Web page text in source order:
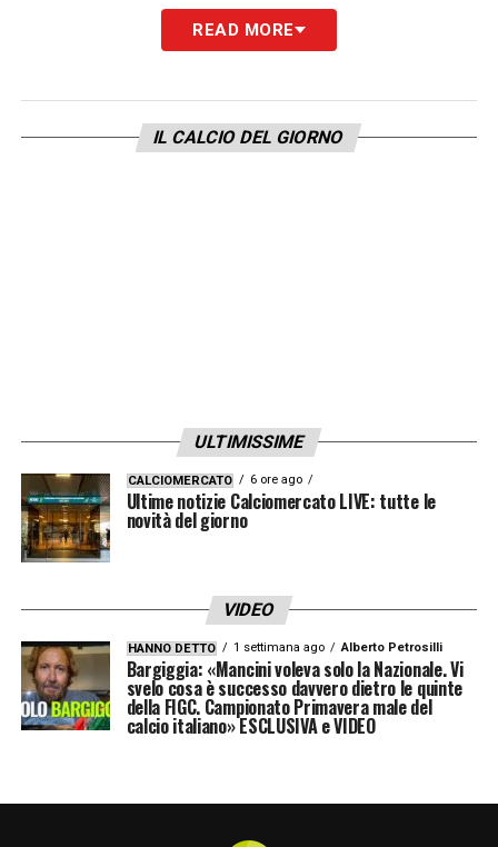
anche Raphinha, assente nel match per
LA PLAYLIST DELLE NOSTRE TOP NEWS
READ MORE
IL CALCIO DEL GIORNO
ULTIMISSIME
CALCIOMERCATO 6 ore ago
Ultime notizie Calciomercato LIVE: tutte le
novità del giorno
VIDEO
HANNO DETTO 1 settimana ago Alberto Petrosilli
Bargiggia: «Mancini voleva solo la Nazionale. Vi
svelo cosa è successo davvero dietro le quinte
della FIGC. Campionato Primavera male del
calcio italiano» ESCLUSIVA e VIDEO